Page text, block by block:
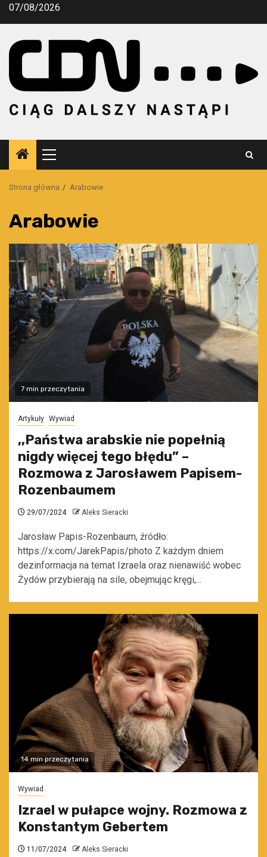
Przejdź
07/08/2026
Menu
główne
Strona główna Arabowie
Arabowie
7 min przeczytania
Artykuły Wywiad
,,Państwa arabskie nie popełnią
nigdy więcej tego błędu” –
Rozmowa z Jarosławem Papisem-
Rozenbaumem
29/07/2024 Aleks Sieracki
Jarosław Papis-Rozenbaum, źródło:
https://x.com/JarekPapis/photo Z każdym dniem
dezinformacja na temat Izraela oraz nienawiść wobec
Żydów przybierają na sile, obejmując kręgi,...
14 min przeczytania
Wywiad
Izrael w pułapce wojny. Rozmowa z
Konstantym Gebertem
11/07/2024 Aleks Sieracki